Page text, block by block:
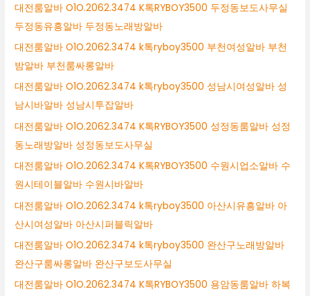
대전룸알바 O1O.2062.3474 K톡RYBOY3500 두정동보도사무실
두정동유흥알바 두정동노래방알바
대전룸알바 O1O.2062.3474 k톡ryboy3500 부천여성알바 부천
밤알바 부천룸싸롱알바
대전룸알바 O1O.2062.3474 k톡ryboy3500 성남시여성알바 성
남시바알바 성남시투잡알바
대전룸알바 O1O.2062.3474 K톡RYBOY3500 성정동룸알바 성정
동노래방알바 성정동보도사무실
대전룸알바 O1O.2062.3474 K톡RYBOY3500 수원시업소알바 수
원시테이블알바 수원시바알바
대전룸알바 O1O.2062.3474 k톡ryboy3500 아산시유흥알바 아
산시여성알바 아산시퍼블릭알바
대전룸알바 O1O.2062.3474 k톡ryboy3500 완산구노래방알바
완산구룸싸롱알바 완산구보도사무실
대전룸알바 O1O.2062.3474 K톡RYBOY3500 용암동룸알바 하복